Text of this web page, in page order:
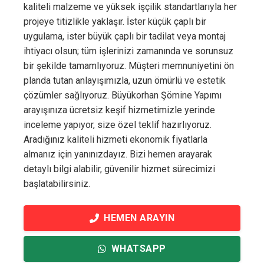
kaliteli malzeme ve yüksek işçilik standartlarıyla her
projeye titizlikle yaklaşır. İster küçük çaplı bir
uygulama, ister büyük çaplı bir tadilat veya montaj
ihtiyacı olsun; tüm işlerinizi zamanında ve sorunsuz
bir şekilde tamamlıyoruz. Müşteri memnuniyetini ön
planda tutan anlayışımızla, uzun ömürlü ve estetik
çözümler sağlıyoruz. Büyükorhan Şömine Yapımı
arayışınıza ücretsiz keşif hizmetimizle yerinde
inceleme yapıyor, size özel teklif hazırlıyoruz.
Aradığınız kaliteli hizmeti ekonomik fiyatlarla
almanız için yanınızdayız. Bizi hemen arayarak
detaylı bilgi alabilir, güvenilir hizmet sürecimizi
başlatabilirsiniz.
HEMEN ARAYIN
WHATSAPP